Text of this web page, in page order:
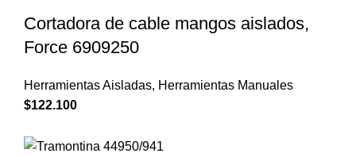
Cortadora de cable mangos aislados,
Force 6909250
Herramientas Aisladas, Herramientas Manuales
$122.100